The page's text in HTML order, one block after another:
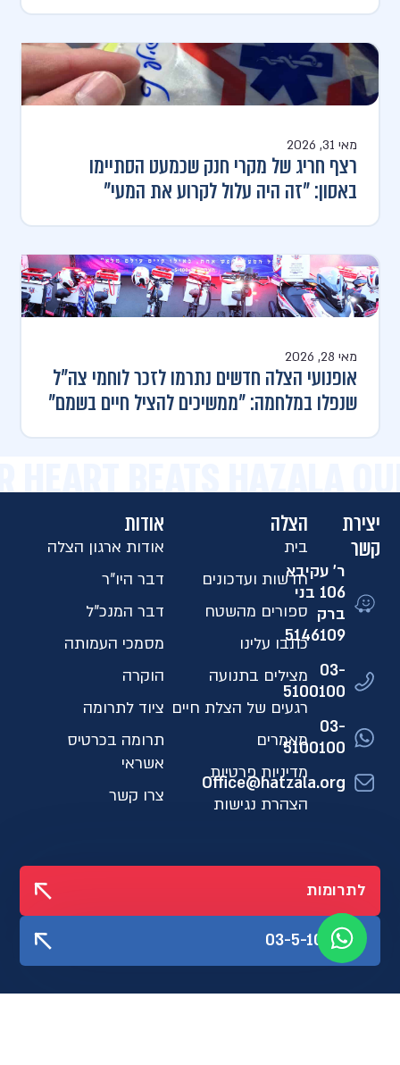
מאי 31, 2026
רצף חריג של מקרי חנק שכמעט הסתיימו
באסון: "זה היה עלול לקרוע את המעי"
מאי 28, 2026
אופנועי הצלה חדשים נתרמו לזכר לוחמי צה"ל
שנפלו במלחמה: "ממשיכים להציל חיים בשמם"
HEART BEATS HAZALA
יצירת
קשר
ר' עקיבא
106 בני
ברק
5146109​
03-
5100100
03-
5100100
Office@hatzala.org
הצלה
בית
חדשות ועדכונים
ספורים מהשטח
כתבו עלינו
מצילים בתנועה
רגעים של הצלת חיים
מאמרים
מדיניות פרטיות
הצהרת נגישות
אודות
אודות ארגון הצלה
דבר היו"ר
דבר המנכ"ל
מסמכי העמותה
הוקרה
ציוד לתרומה
תרומה בכרטיס
אשראי
צרו קשר
לתרומות
03-5-100-100